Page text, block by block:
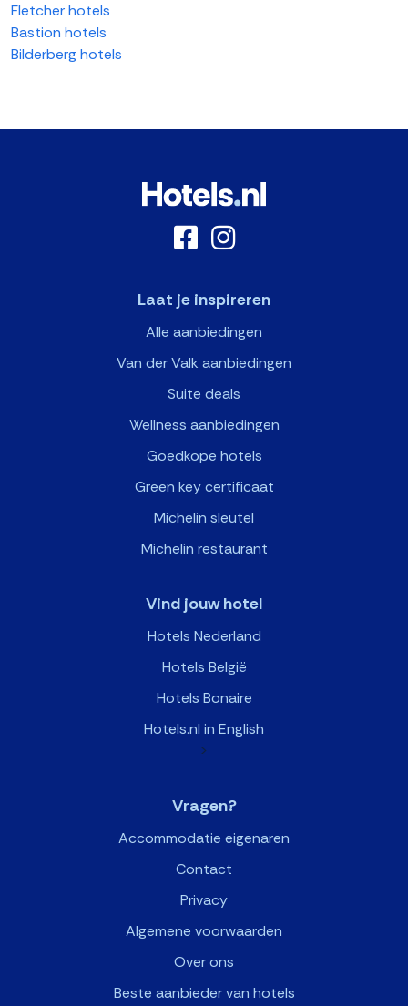
Fletcher hotels
Bastion hotels
Bilderberg hotels
Laat je inspireren
Alle aanbiedingen
Van der Valk aanbiedingen
Suite deals
Wellness aanbiedingen
Goedkope hotels
Green key certificaat
Michelin sleutel
Michelin restaurant
Vind jouw hotel
Hotels Nederland
Hotels België
Hotels Bonaire
Hotels.nl in English
>
Vragen?
Accommodatie eigenaren
Contact
Privacy
Algemene voorwaarden
Over ons
Beste aanbieder van hotels